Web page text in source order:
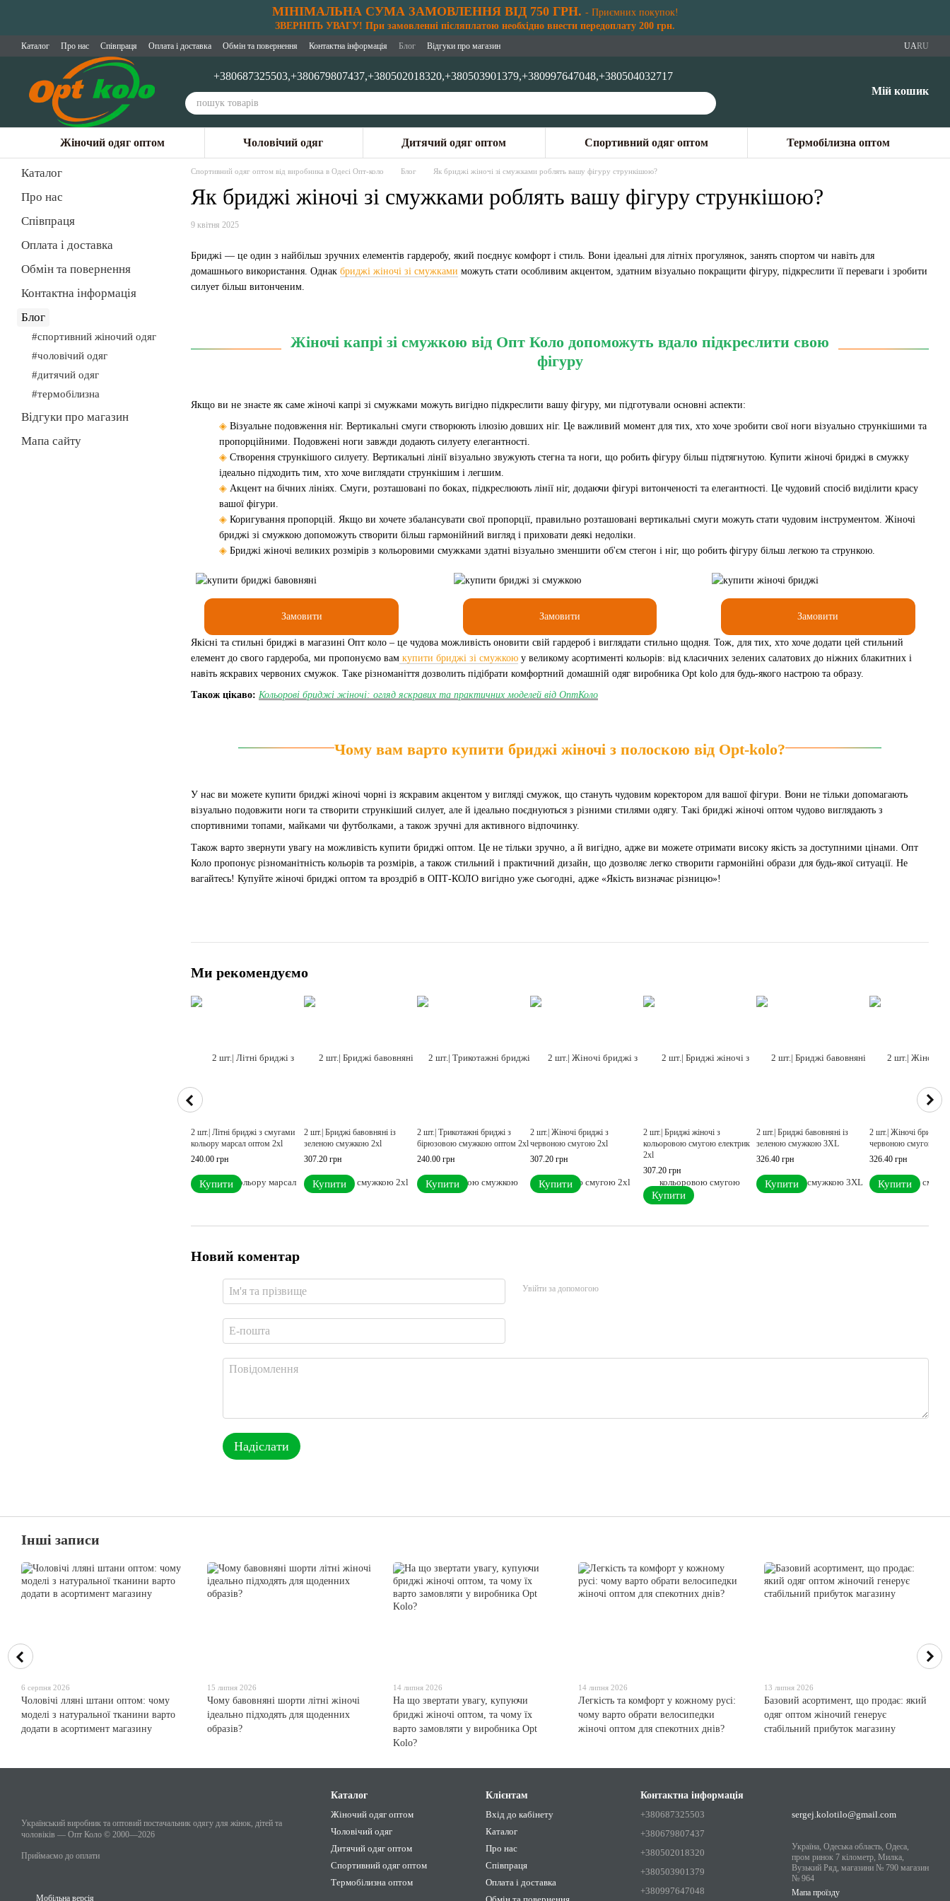
МІНІМАЛЬНА СУМА ЗАМОВЛЕННЯ ВІД 750 ГРН. - Приємних покупок!
ЗВЕРНІТЬ УВАГУ! При замовленні післяплатою необхідно внести передоплату 200 грн.
Каталог Про нас Співпраця Оплата і доставка Обмін та повернення Контактна інформація Блог Відгуки про магазин UARU
+380687325503,+380679807437,+380502018320,+380503901379,+380997647048,+380504032717
Мій кошик
Жіночий одяг оптом Чоловічий одяг Дитячий одяг оптом Спортивний одяг оптом Термобілизна оптом
Спортивний одяг оптом від виробника в Одесі Опт-коло Блог Як бриджі жіночі зі смужками роблять вашу фігуру стрункішою?
Як бриджі жіночі зі смужками роблять вашу фігуру стрункішою?
9 квітня 2025
Бриджі — це один з найбільш зручних елементів гардеробу, який поєднує комфорт і стиль. Вони ідеальні для літніх прогулянок, занять спортом чи навіть для
домашнього використання. Однак бриджі жіночі зі смужками можуть стати особливим акцентом, здатним візуально покращити фігуру, підкреслити її переваги і зробити
силует більш витонченим.
Жіночі капрі зі смужкою від Опт Коло допоможуть вдало підкреслити свою
фігуру
Якщо ви не знаєте як саме жіночі капрі зі смужками можуть вигідно підкреслити вашу фігуру, ми підготували основні аспекти:
◈ Візуальне подовження ніг. Вертикальні смуги створюють ілюзію довших ніг. Це важливий момент для тих, хто хоче зробити свої ноги візуально стрункішими та
пропорційними. Подовжені ноги завжди додають силуету елегантності.
◈ Створення стрункішого силуету. Вертикальні лінії візуально звужують стегна та ноги, що робить фігуру більш підтягнутою. Купити жіночі бриджі в смужку
ідеально підходить тим, хто хоче виглядати стрункішим і легшим.
◈ Акцент на бічних лініях. Смуги, розташовані по боках, підкреслюють лінії ніг, додаючи фігурі витонченості та елегантності. Це чудовий спосіб виділити красу
вашої фігури.
◈ Коригування пропорцій. Якщо ви хочете збалансувати свої пропорції, правильно розташовані вертикальні смуги можуть стати чудовим інструментом. Жіночі
бриджі зі смужкою допоможуть створити більш гармонійний вигляд і приховати деякі недоліки.
◈ Бриджі жіночі великих розмірів з кольоровими смужками здатні візуально зменшити об'єм стегон і ніг, що робить фігуру більш легкою та стрункою.
Замовити Замовити Замовити
Якісні та стильні бриджі в магазині Опт коло – це чудова можливість оновити свій гардероб і виглядати стильно щодня. Тож, для тих, хто хоче додати цей стильний
елемент до свого гардероба, ми пропонуємо вам купити бриджі зі смужкою у великому асортименті кольорів: від класичних зелених салатових до ніжних блакитних і
навіть яскравих червоних смужок. Таке різноманіття дозволить підібрати комфортний домашній одяг виробника Opt kolo для будь-якого настрою та образу.
Також цікаво: Кольорові бриджі жіночі: огляд яскравих та практичних моделей від ОптКоло
Чому вам варто купити бриджі жіночі з полоскою від Opt-kolo?
У нас ви можете купити бриджі жіночі чорні із яскравим акцентом у вигляді смужок, що стануть чудовим коректором для вашої фігури. Вони не тільки допомагають
візуально подовжити ноги та створити стрункіший силует, але й ідеально поєднуються з різними стилями одягу. Такі бриджі жіночі оптом чудово виглядають з
спортивними топами, майками чи футболками, а також зручні для активного відпочинку.
Також варто звернути увагу на можливість купити бриджі оптом. Це не тільки зручно, а й вигідно, адже ви можете отримати високу якість за доступними цінами. Опт
Коло пропонує різноманітність кольорів та розмірів, а також стильний і практичний дизайн, що дозволяє легко створити гармонійні образи для будь-якої ситуації. Не
вагайтесь! Купуйте жіночі бриджі оптом та вроздріб в ОПТ-КОЛО вигідно уже сьогодні, адже «Якість визначає різницю»!
Ми рекомендуємо
2 шт.| Літні бриджі з смугами
кольору марсал оптом 2xl
240.00 грн
Купити
2 шт.| Бриджі бавовняні із
зеленою смужкою 2xl
307.20 грн
Купити
2 шт.| Трикотажні бриджі з
бірюзовою смужкою оптом 2xl
240.00 грн
Купити
2 шт.| Жіночі бриджі з
червоною смугою 2xl
307.20 грн
Купити
2 шт.| Бриджі жіночі з
кольоровою смугою електрик
2xl
307.20 грн
Купити
2 шт.| Бриджі бавовняні із
зеленою смужкою 3XL
326.40 грн
Купити
2 шт.| Жіночі бриджі з
червоною смугою
326.40 грн
Купити
Новий коментар
Увійти за допомогою
Надіслати
Каталог
Про нас
Співпраця
Оплата і доставка
Обмін та повернення
Контактна інформація
Блог
#спортивний жіночий одяг
#чоловічий одяг
#дитячий одяг
#термобілизна
Відгуки про магазин
Мапа сайту
Інші записи
6 серпня 2026
Чоловічі лляні штани оптом: чому
моделі з натуральної тканини варто
додати в асортимент магазину
15 липня 2026
Чому бавовняні шорти літні жіночі
ідеально підходять для щоденних
образів?
14 липня 2026
На що звертати увагу, купуючи
бриджі жіночі оптом, та чому їх
варто замовляти у виробника Opt
Kolo?
14 липня 2026
Легкість та комфорт у кожному русі:
чому варто обрати велосипедки
жіночі оптом для спекотних днів?
13 липня 2026
Базовий асортимент, що продає: який
одяг оптом жіночий генерує
стабільний прибуток магазину
Український виробник та оптовий постачальник одягу для жінок, дітей та
чоловіків — Опт Коло © 2000—2026
Приймаємо до оплати
Мобільна версія
Каталог
Жіночий одяг оптом
Чоловічий одяг
Дитячий одяг оптом
Спортивний одяг оптом
Термобілизна оптом
Клієнтам
Вхід до кабінету
Каталог
Про нас
Співпраця
Оплата і доставка
Контактна інформація
+380687325503
+380679807437
+380502018320
+380503901379
+380997647048
sergej.kolotilo@gmail.com
Україна, Одеська область, Одеса,
пром ринок 7 кілометр, Милка,
Вузький Ряд, магазини № 790 магазин
№ 964
Мапа проїзду